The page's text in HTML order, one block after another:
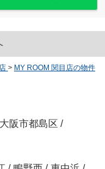
> MY ROOM 関目店の物件
大阪市都島区 /